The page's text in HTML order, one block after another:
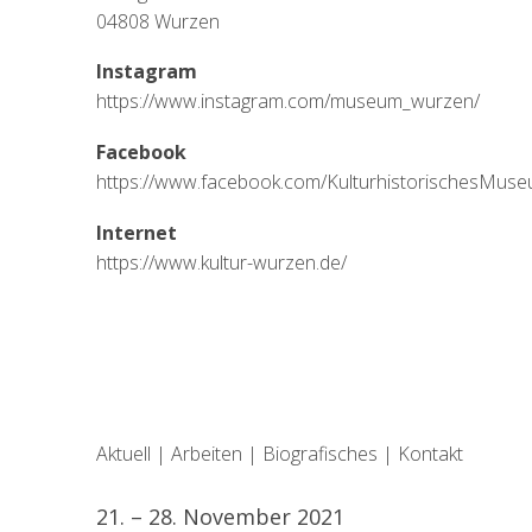
04808 Wurzen
Instagram
https://www.instagram.com/museum_wurzen/
Facebook
https://www.facebook.com/
Internet
https://www.kultur-wurzen.de/
Aktuell | Arbeiten | Biografisches | Kontakt
21. – 28. November 2021